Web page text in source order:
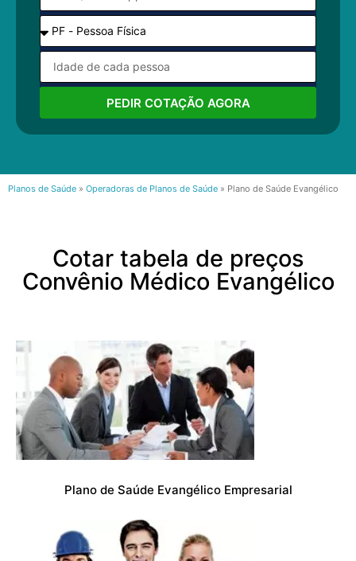
PEDIR COTAÇÃO AGORA
Planos de Saúde » Operadoras de Planos de Saúde » Plano de Saúde Evangélico
Cotar tabela de preços
Convênio Médico Evangélico
Plano de Saúde Evangélico Empresarial